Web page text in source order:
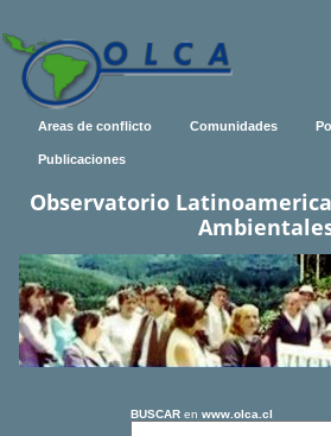
Areas de conflicto Comunidades
Publicaciones
Observatorio
BUSCAR en www.olca.cl